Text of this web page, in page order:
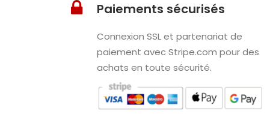
Paiements sécurisés
Connexion SSL et partenariat de
paiement avec Stripe.com pour des
achats en toute sécurité.